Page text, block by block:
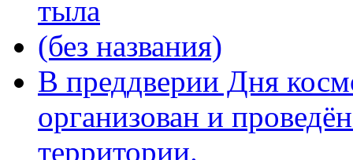
тыла
(без названия)
В преддверии Дня
организован и
территории.